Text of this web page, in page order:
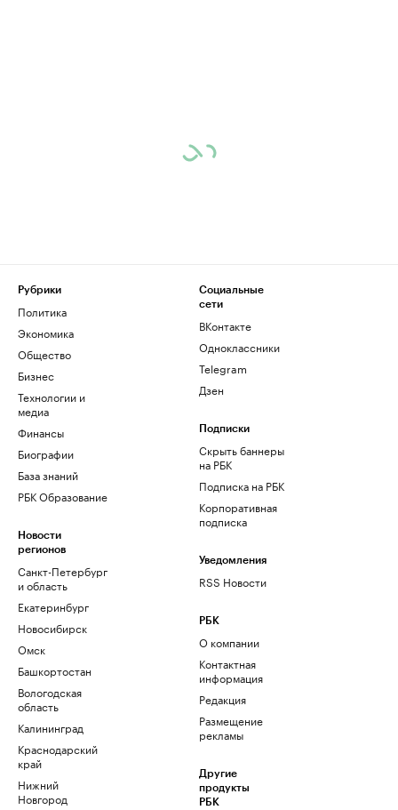
Рубрики
Политика
Экономика
Общество
Бизнес
Технологии и
медиа
Финансы
Биографии
База знаний
РБК Образование
Новости
регионов
Санкт-Петербург
и область
Екатеринбург
Новосибирск
Омск
Башкортостан
Вологодская
область
Калининград
Краснодарский
край
Нижний
Новгород
Социальные
сети
ВКонтакте
Одноклассники
Telegram
Дзен
Подписки
Скрыть баннеры
на РБК
Подписка на РБК
Корпоративная
подписка
Уведомления
RSS Новости
РБК
О компании
Контактная
информация
Редакция
Размещение
рекламы
Другие
продукты
РБК